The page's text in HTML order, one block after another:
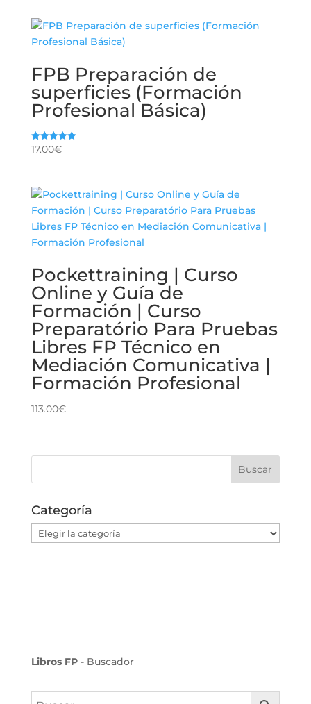
FPB Preparación de
superficies (Formación
Profesional Básica)
Valorado
17.00€
Pockettraining | Curso
Online y Guía de
Formación | Curso
Preparatório Para Pruebas
Libres FP Técnico en
Mediación Comunicativa |
Formación Profesional
113.00€
Categoría
Categoría
Libros FP- Buscador